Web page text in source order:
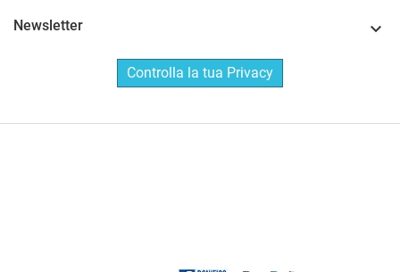
Newsletter 
Controlla la tua Privacy